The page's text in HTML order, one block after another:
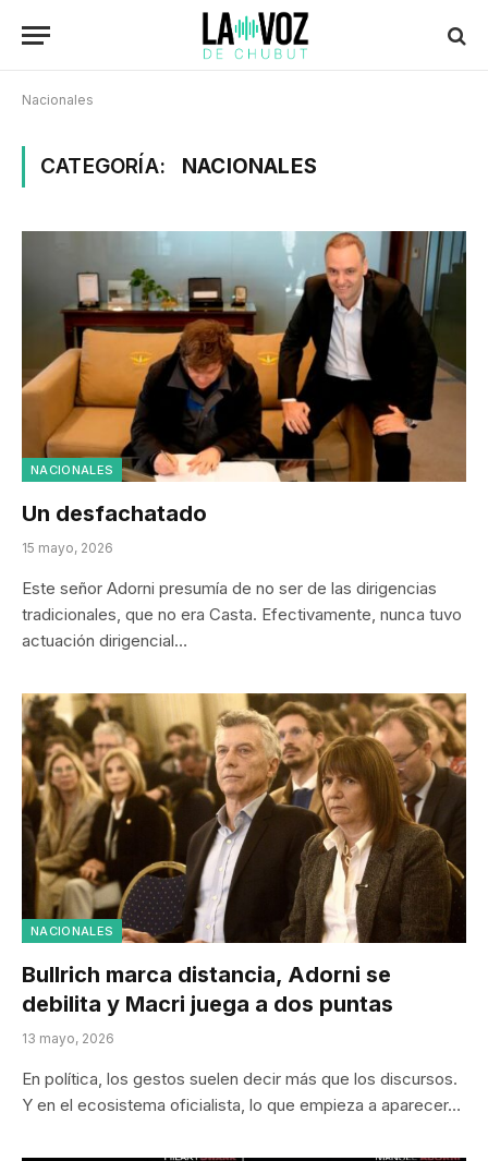
Nacionales
CATEGORÍA: NACIONALES
NACIONALES
Un desfachatado
15 mayo, 2026
Este señor Adorni presumía de no ser de las dirigencias
tradicionales, que no era Casta. Efectivamente, nunca tuvo
actuación dirigencial…
NACIONALES
Bullrich marca distancia, Adorni se
debilita y Macri juega a dos puntas
13 mayo, 2026
En política, los gestos suelen decir más que los discursos.
Y en el ecosistema oficialista, lo que empieza a aparecer…